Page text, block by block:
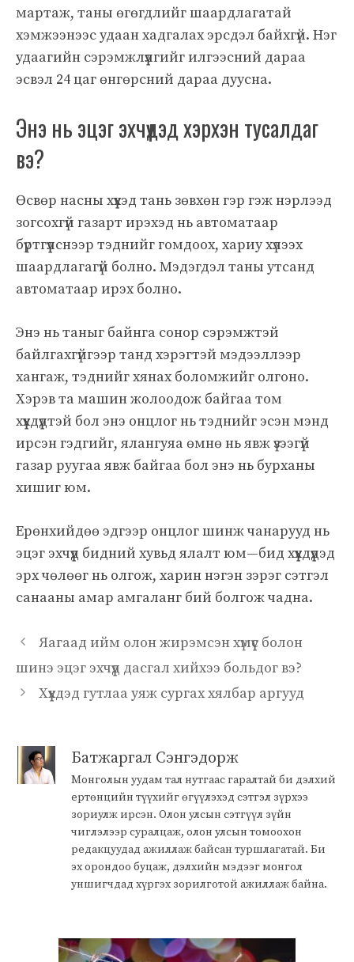
мартаж, таны өгөгдлийг шаардлагатай
хэмжээнээс удаан хадгалах эрсдэл байхгүй. Нэг
удаагийн сэрэмжлүүлгийг илгээсний дараа
эсвэл 24 цаг өнгөрсний дараа дуусна.
Энэ нь эцэг эхчүүдэд хэрхэн тусалдаг
вэ?
Өсвөр насны хүүхэд тань зөвхөн гэр гэж нэрлээд
зогсохгүй газарт ирэхэд нь автоматаар
бүртгүүлснээр тэднийг гомдоох, хариу хүлээх
шаардлагагүй болно. Мэдэгдэл таны утсанд
автоматаар ирэх болно.
Энэ нь таныг байнга сонор сэрэмжтэй
байлгахгүйгээр танд хэрэгтэй мэдээллээр
хангаж, тэднийг хянах боломжийг олгоно.
Хэрэв та машин жолоодож байгаа том
хүүхдүүдтэй бол энэ онцлог нь тэднийг эсэн мэнд
ирсэн гэдгийг, ялангуяа өмнө нь явж үзээгүй
газар руугаа явж байгаа бол энэ нь бурханы
хишиг юм.
Ерөнхийдөө эдгээр онцлог шинж чанарууд нь
эцэг эхчүүд бидний хувьд ялалт юм—бид хүүхдүүдэд
эрх чөлөөг нь олгож, харин нэгэн зэрэг сэтгэл
санааны амар амгаланг бий болгож чадна.
Яагаад ийм олон жирэмсэн хүмүүс болон
шинэ эцэг эхчүүд дасгал хийхээ больдог вэ?
Хүүхдэд гутлаа уяж сургах хялбар аргууд
Батжаргал Сэнгэдорж
Монголын уудам тал нутгаас гаралтай би дэлхий
ертөнцийн түүхийг өгүүлэхэд сэтгэл зүрхээ
зориулж ирсэн. Олон улсын сэтгүүл зүйн
чиглэлээр суралцаж, олон улсын томоохон
редакцуудад ажиллаж байсан туршлагатай. Би
эх орондоо буцаж, дэлхийн мэдээг монгол
уншигчдад хүргэх зорилготой ажиллаж байна.